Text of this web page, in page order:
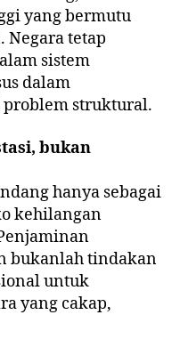
yang bermutu
Negara tetap
sistem
dalam
struktural.
bukan
hanya sebagai
kehilangan
bukanlah tindakan
untuk
yang cakap,